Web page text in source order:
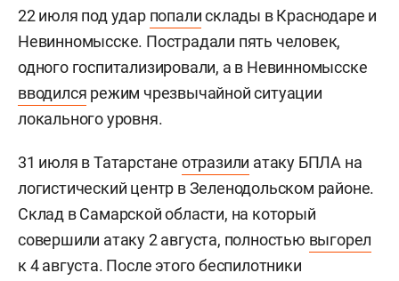
22 июля под удар попалисклады в Краснодаре и
Невинномысске. Пострадали пять человек,
одного госпитализировали, а в Невинномысске
вводился режим чрезвычайной ситуации
локального уровня.
31 июля в Татарстане отразили атаку БПЛА на
логистический центр в Зеленодольском районе.
Склад в Самарской области, на который
совершили атаку 2 августа, полностью выгорел
к 4 августа. После этого беспилотники